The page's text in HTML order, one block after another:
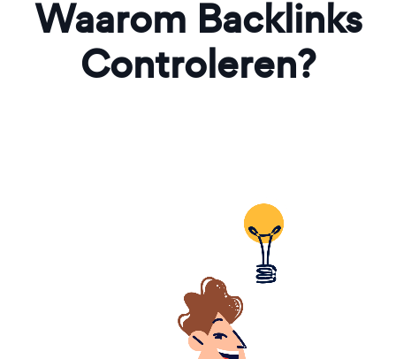
Waarom Backlinks
Controleren?